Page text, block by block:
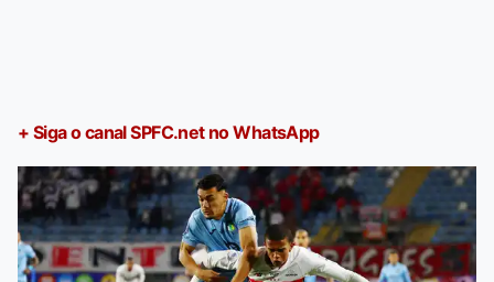
+ Siga o canal SPFC.net no WhatsApp